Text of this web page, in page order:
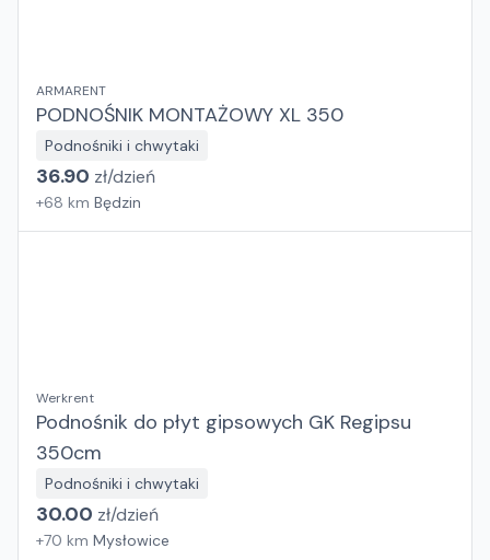
ARMARENT
PODNOŚNIK MONTAŻOWY XL 350
Podnośniki i chwytaki
36.90 zł/dzień
+68 km Będzin
Werkrent
Podnośnik do płyt gipsowych GK Regipsu
350cm
Podnośniki i chwytaki
30.00 zł/dzień
+70 km Mysłowice